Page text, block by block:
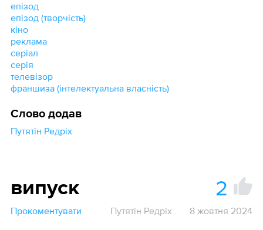
епізод
епізод (творчість)
кіно
реклама
серіал
серія
телевізор
франшиза (інтелектуальна власність)
Слово додав
Путятін Редріх
випуск 2
Прокоментувати Путятін Редріх 8 жовтня 2024